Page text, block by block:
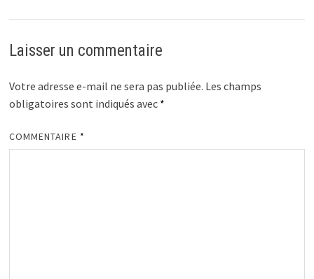
Laisser un commentaire
Votre adresse e-mail ne sera pas publiée. Les champs
obligatoires sont indiqués avec *
COMMENTAIRE *